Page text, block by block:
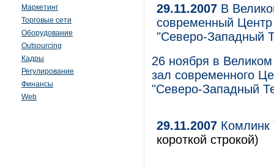
Маркетинг
Торговые сети
Оборудование
Outsourcing
Кадры
Регулирование
Финансы
Web
29.11.2007 В
современный
"Северо-Западный
26 ноября в
зал современного
"Северо-Западный
29.11.2007 Комлинк
короткой строкой)